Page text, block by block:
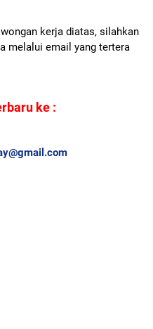
kerja diatas, silahkan
melalui email yang tertera
ke :